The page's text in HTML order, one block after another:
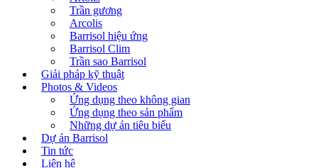
Trần gương
Arcolis
Barrisol hiệu ứng
Barrisol Clim
Trần sao Barrisol
Giải pháp kỹ thuật
Photos & Videos
Ứng dụng theo không gian
Ứng dụng theo sản phẩm
Những dự án tiêu biểu
Dự án Barrisol
Tin tức
Liên hệ